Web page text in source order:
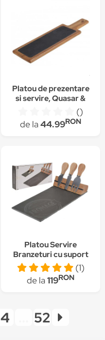
Platou de prezentare
si servire, Quasar &
Co., 37 x 12 x 1.5 cm,
ardezie/lemn acacia
()
de la44.99RON
Platou Servire
Branzeturi cu suport
magnetic pentru
cutite si accesorii,
AMA
(1)
de la119RON
4 52